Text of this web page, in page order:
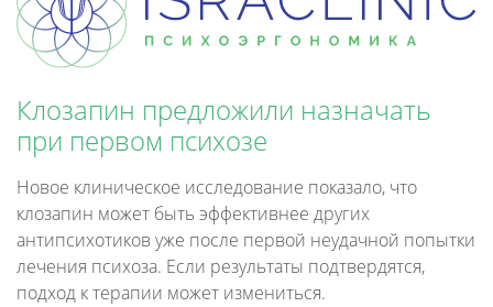
Клозапин предложили назначать
при первом психозе
Новое клиническое исследование показало, что
клозапин может быть эффективнее других
антипсихотиков уже после первой неудачной попытки
лечения психоза. Если результаты подтвердятся,
подход к терапии может измениться.